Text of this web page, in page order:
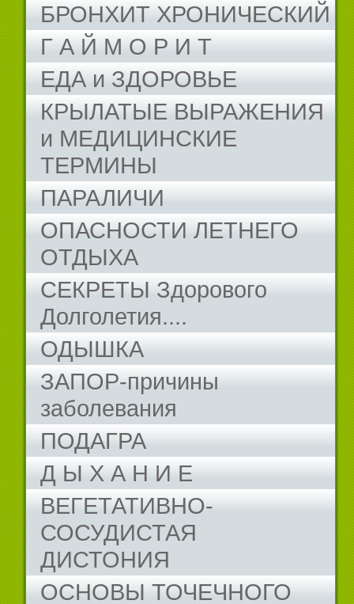
БРОНХИТ ХРОНИЧЕСКИЙ
Г А Й М О Р И Т
ЕДА и ЗДОРОВЬЕ
КРЫЛАТЫЕ ВЫРАЖЕНИЯ
и МЕДИЦИНСКИЕ
ТЕРМИНЫ
ПАРАЛИЧИ
ОПАСНОСТИ ЛЕТНЕГО
ОТДЫХА
СЕКРЕТЫ Здорового
Долголетия....
ОДЫШКА
ЗАПОР-причины
заболевания
ПОДАГРА
Д Ы Х А Н И Е
ВЕГЕТАТИВНО-
СОСУДИСТАЯ
ДИСТОНИЯ
ОСНОВЫ ТОЧЕЧНОГО